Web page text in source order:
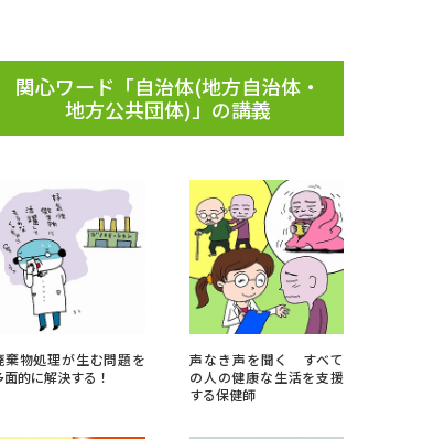
生用）
す
資料検索
関心ワード「自治体(地方自治体・
地方公共団体)」の講義
棄物処理が生む問題を
面的に解決する！
声なき声を聞く すべて
の人の健康な生活を支援
する保健師